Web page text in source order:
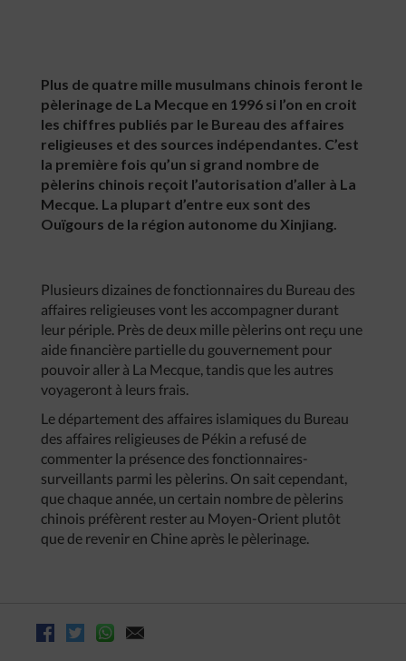
Plus de quatre mille musulmans chinois feront le
pèlerinage de La Mecque en 1996 si l’on en croit
les chiffres publiés par le Bureau des affaires
religieuses et des sources indépendantes. C’est
la première fois qu’un si grand nombre de
pèlerins chinois reçoit l’autorisation d’aller à La
Mecque. La plupart d’entre eux sont des
Ouïgours de la région autonome du Xinjiang.
Plusieurs dizaines de fonctionnaires du Bureau des
affaires religieuses vont les accompagner durant
leur périple. Près de deux mille pèlerins ont reçu une
aide financière partielle du gouvernement pour
pouvoir aller à La Mecque, tandis que les autres
voyageront à leurs frais.
Le département des affaires islamiques du Bureau
des affaires religieuses de Pékin a refusé de
commenter la présence des fonctionnaires-
surveillants parmi les pèlerins. On sait cependant,
que chaque année, un certain nombre de pèlerins
chinois préfèrent rester au Moyen-Orient plutôt
que de revenir en Chine après le pèlerinage.